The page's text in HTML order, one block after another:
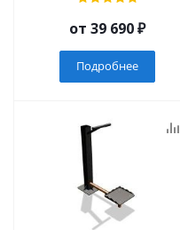
от 39 690 ₽
Подробнее